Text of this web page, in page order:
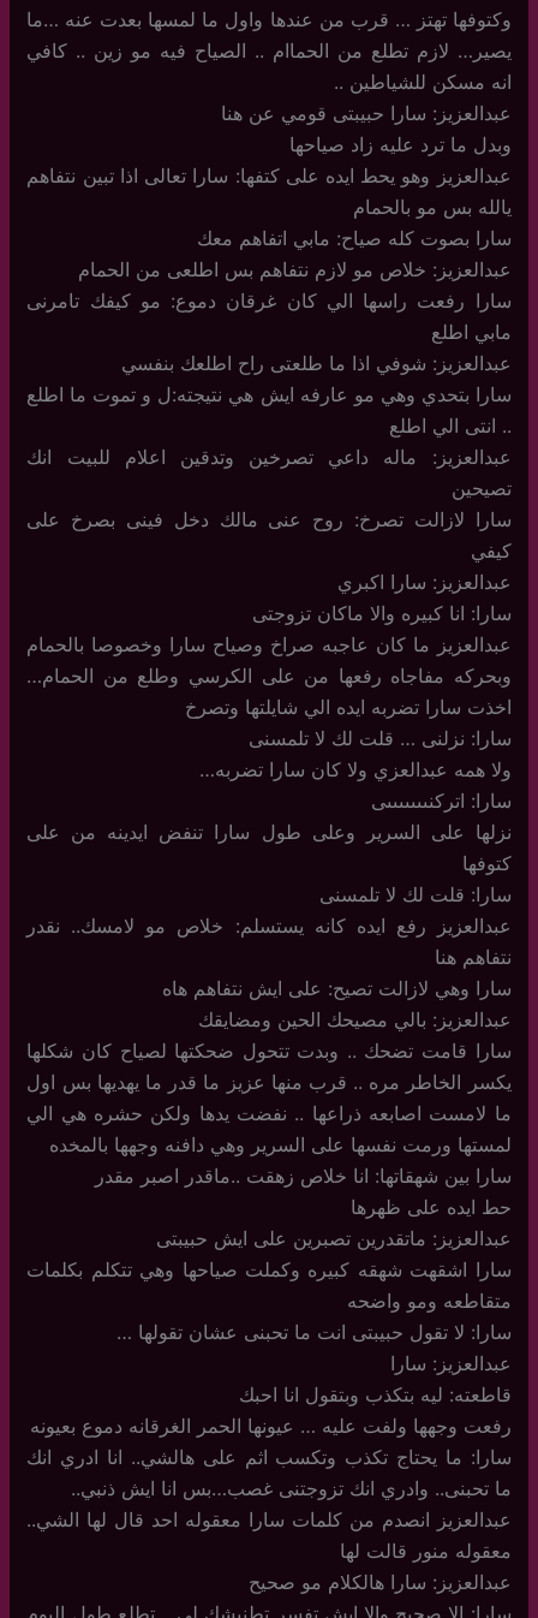
وكتوفها تهتز … قرب من عندها واول ما لمسها بعدت عنه …ما
يصير… لازم تطلع من الحماام .. الصياح فيه مو زين .. كافي
انه مسكن للشياطين ..
عبدالعزيز: سارا حبيبتى قومي عن هنا
وبدل ما ترد عليه زاد صياحها
عبدالعزيز وهو يحط ايده على كتفها: سارا تعالى اذا تبين نتفاهم
يالله بس مو بالحمام
سارا بصوت كله صياح: مابي اتفاهم معك
عبدالعزيز: خلاص مو لازم نتفاهم بس اطلعى من الحمام
سارا رفعت راسها الي كان غرقان دموع: مو كيفك تامرنى
مابي اطلع
عبدالعزيز: شوفي اذا ما طلعتى راح اطلعك بنفسي
سارا بتحدي وهي مو عارفه ايش هي نتيجته:ل و تموت ما اطلع
.. انتى الي اطلع
عبدالعزيز: ماله داعي تصرخين وتدقين اعلام للبيت انك
تصيحين
سارا لازالت تصرخ: روح عنى مالك دخل فينى بصرخ على
كيفي
عبدالعزيز: سارا اكبري
سارا: انا كبيره والا ماكان تزوجتى
عبدالعزيز ما كان عاجبه صراخ وصياح سارا وخصوصا بالحمام
وبحركه مفاجاه رفعها من على الكرسي وطلع من الحمام…
اخذت سارا تضربه ايده الي شايلتها وتصرخ
سارا: نزلنى … قلت لك لا تلمسنى
ولا همه عبدالعزي ولا كان سارا تضربه…
سارا: اتركنىىىىىىىى
نزلها على السرير وعلى طول سارا تنفض ايدينه من على
كتوفها
سارا: قلت لك لا تلمسنى
عبدالعزيز رفع ايده كانه يستسلم: خلاص مو لامسك.. نقدر
نتفاهم هنا
سارا وهي لازالت تصيح: على ايش نتفاهم هاه
عبدالعزيز: بالي مصيحك الحين ومضايقك
سارا قامت تضحك .. وبدت تتحول ضحكتها لصياح كان شكلها
يكسر الخاطر مره .. قرب منها عزيز ما قدر ما يهديها بس اول
ما لامست اصابعه ذراعها .. نفضت يدها ولكن حشره هي الي
لمستها ورمت نفسها على السرير وهي دافنه وجهها بالمخده
سارا بين شهقاتها: انا خلاص زهقت ..ماقدر اصبر مقدر
حط ايده على ظهرها
عبدالعزيز: ماتقدرين تصبرين على ايش حبيبتى
سارا اشقهت شهقه كبيره وكملت صياحها وهي تتكلم بكلمات
متقاطعه ومو واضحه
سارا: لا تقول حبيبتى انت ما تحبنى عشان تقولها …
عبدالعزيز: سارا
قاطعته: ليه بتكذب وبتقول انا احبك
رفعت وجهها ولفت عليه … عيونها الحمر الغرقانه دموع بعيونه
سارا: ما يحتاج تكذب وتكسب اثم على هالشي.. انا ادري انك
ما تحبنى.. وادري انك تزوجتنى غصب…بس انا ايش ذنبي..
عبدالعزيز انصدم من كلمات سارا معقوله احد قال لها الشي..
معقوله منور قالت لها
عبدالعزيز: سارا هالكلام مو صحيح